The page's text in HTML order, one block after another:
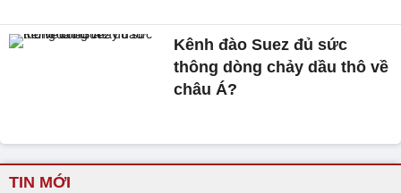
Kênh đào Suez đủ sức
thông dòng chảy dầu thô về
châu Á?
TIN MỚI